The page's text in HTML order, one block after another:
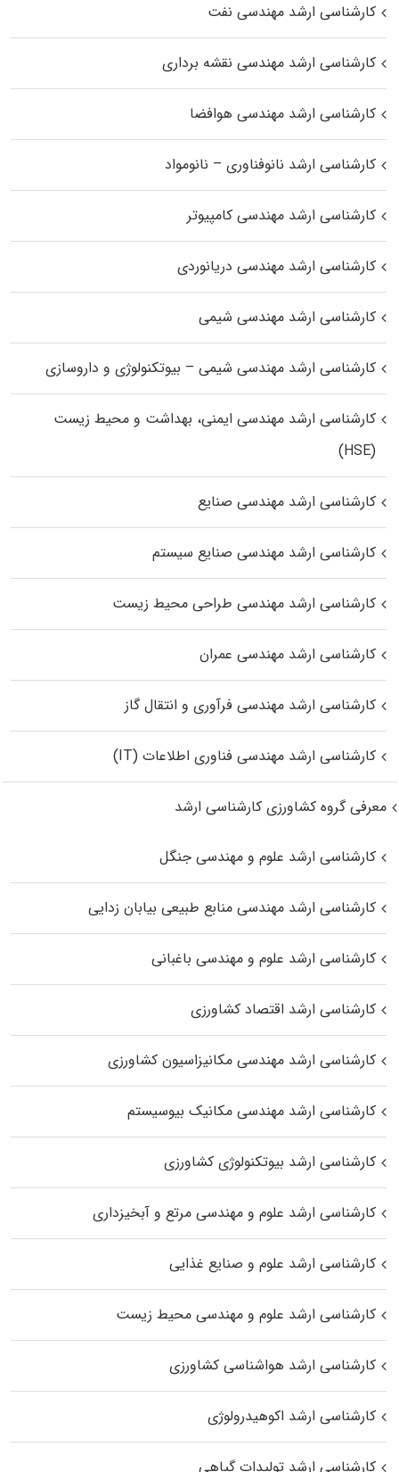
کارشناسی ارشد مهندسی نفت
کارشناسی ارشد مهندسی نقشه برداری
کارشناسی ارشد مهندسی هوافضا
کارشناسی ارشد نانوفناوری – نانومواد
کارشناسی ارشد مهندسی کامپیوتر
کارشناسی ارشد مهندسی دریانوردی
کارشناسی ارشد مهندسی شیمی
کارشناسی ارشد مهندسی شیمی – بیوتکنولوژی و داروسازی
کارشناسی ارشد مهندسی ایمنی، بهداشت و محیط زیست
(HSE)
کارشناسی ارشد مهندسی صنایع
کارشناسی ارشد مهندسی صنایع سیستم
کارشناسی ارشد مهندسی طراحی محیط زیست
کارشناسی ارشد مهندسی عمران
کارشناسی ارشد مهندسی فرآوری و انتقال گاز
کارشناسی ارشد مهندسی فناوری اطلاعات (IT)
معرفی گروه کشاورزی کارشناسی ارشد
کارشناسی ارشد علوم و مهندسی جنگل
کارشناسی ارشد مهندسی منابع طبیعی بیابان زدایی
کارشناسی ارشد علوم و مهندسی باغبانی
کارشناسی ارشد اقتصاد کشاورزی
کارشناسی ارشد مهندسی مکانیزاسیون کشاورزی
کارشناسی ارشد مهندسی مکانیک بیوسیستم
کارشناسی ارشد بیوتکنولوژی کشاورزی
کارشناسی ارشد علوم و مهندسی مرتع و آبخیزداری
کارشناسی ارشد علوم و صنایع غذایی
کارشناسی ارشد علوم و مهندسی محیط زیست
کارشناسی ارشد هواشناسی کشاورزی
کارشناسی ارشد اکوهیدرولوژی
کارشناسی ارشد تولیدات گیاهی